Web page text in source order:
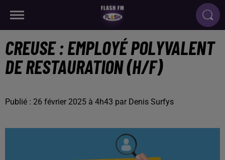
CREUSE : EMPLOYÉ POLYVALENT
DE RESTAURATION (H/F)
Publié : 26 février 2025 à 4h43 par Denis Surfys